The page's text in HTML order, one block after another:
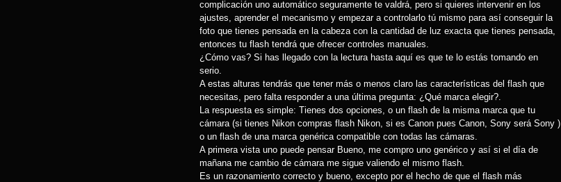
complicación uno automático seguramente te valdrá, pero si quieres intervenir en los
ajustes, aprender el mecanismo y empezar a controlarlo tú mismo para así conseguir la
foto que tienes pensada en la cabeza con la cantidad de luz exacta que tienes pensada,
entonces tu flash tendrá que ofrecer controles manuales.
¿Cómo vas? Si has llegado con la lectura hasta aquí es que te lo estás tomando en
serio.
A estas alturas tendrás que tener más o menos claro las características del flash que
necesitas, pero falta responder a una última pregunta: ¿Qué marca elegir?.
La respuesta es simple: Tienes dos opciones, o un flash de la misma marca que tu
cámara (si tienes Nikon compras flash Nikon, si es Canon pues Canon, Sony será Sony )
o un flash de una marca genérica compatible con todas las cámaras.
A primera vista uno puede pensar Bueno, me compro uno genérico y así si el día de
mañana me cambio de cámara me sigue valiendo el mismo flash.
Es un razonamiento correcto y bueno, excepto por el hecho de que el flash más